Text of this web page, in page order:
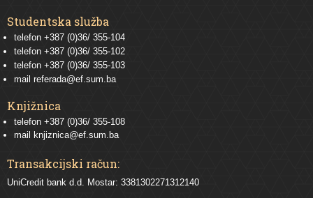
Studentska služba
telefon +387 (0)36/ 355-104
telefon +387 (0)36/ 355-102
telefon +387 (0)36/ 355-103
mail referada@ef.sum.ba
Knjižnica
telefon +387 (0)36/ 355-108
mail
knjiznica@ef.sum.ba
Transakcijski račun:
UniCredit bank d.d. Mostar: 3381302271312140